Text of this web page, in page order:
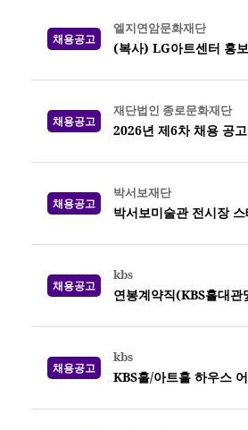
채용공고
엘지연암문화재단
(복사) LG아트센터 홍
채용공고
재단법인 종로문화재단
2026년 제6차 채용 공
채용공고
박서보재단
박서보미술관 전시장
채용공고
kbs
연봉계약직(KBS홀대
채용공고
kbs
KBS홀/아트홀 하우스